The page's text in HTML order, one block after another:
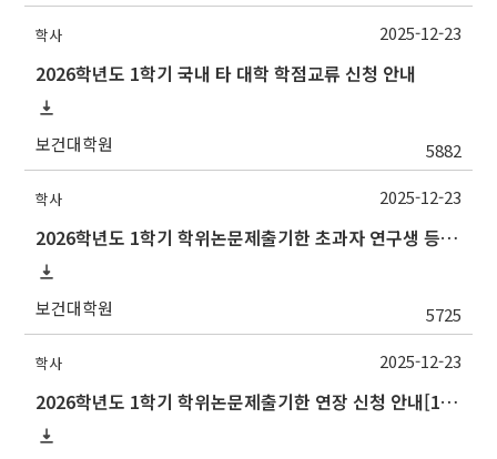
학사
2026학년도 1학기 국내 타 대학 학점교류 신청 안내
보건대학원 5882
2025-12-23
학사
2026학년도 1학기 학위논문제출기한 초과자 연구생 등록 신청 안내[1/6(화)까지]
보건대학원 5725
2025-12-23
학사
2026학년도 1학기 학위논문제출기한 연장 신청 안내[1/6(화)까지]
2025-12-23